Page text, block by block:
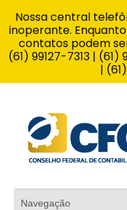
Nossa central
inoperante.
contatos podem
(61) 99127-7313 |
|